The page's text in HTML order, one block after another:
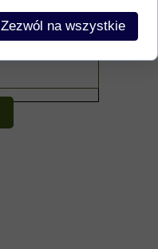
Zezwól na wszystkie